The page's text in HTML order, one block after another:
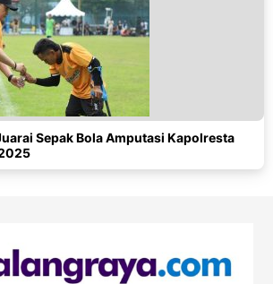
Sepak Bola Amputasi Kapolresta